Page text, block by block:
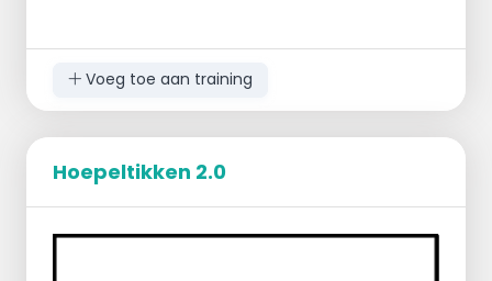
Onderstaande situatie zet je 2x uit
Voeg toe aan training
Hoepeltikken 2.0